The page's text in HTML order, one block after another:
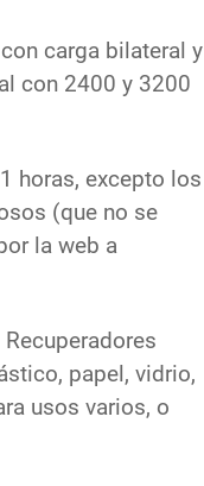
carga bilateral y
con 2400 y 3200
horas, excepto los
(que no se
la web a
papel, vidrio,
usos varios, o